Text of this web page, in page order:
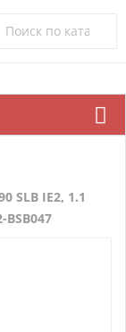
SLB IE2, 1.1